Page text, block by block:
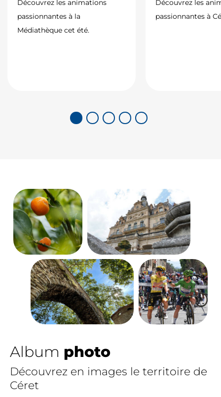
Découvrez les animations
passionnantes à la
Médiathèque cet été.
Découvrez les
passionnantes à
1 2 3 4 5
Album photo
Découvrez en images le territoire de
Céret